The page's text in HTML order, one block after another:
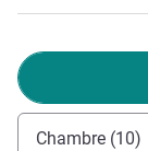
Chambre (10)